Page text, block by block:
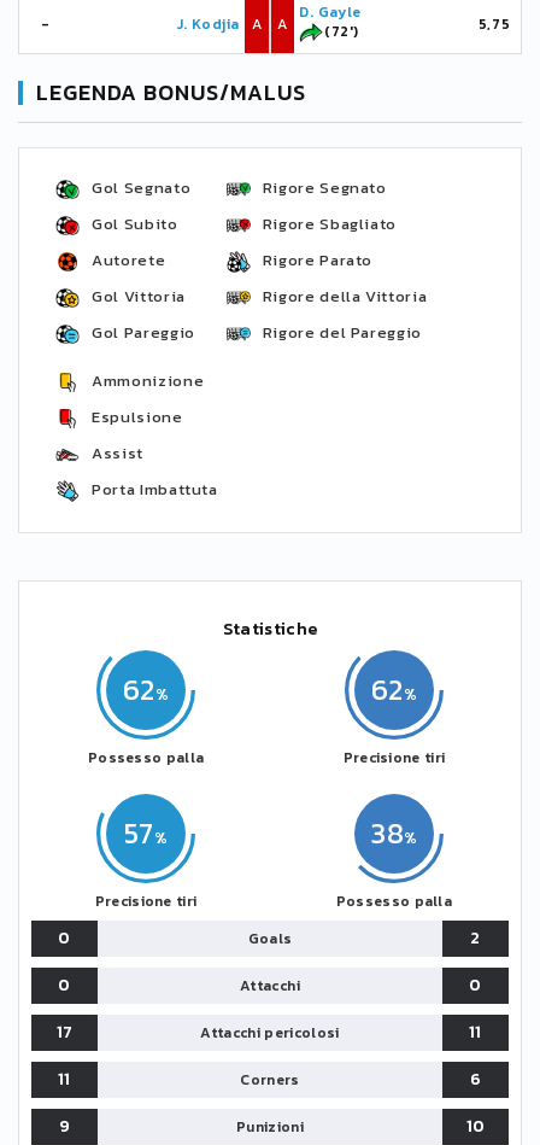
- J. Kodjia A A
D. Gayle
(72')
5,75
LEGENDA BONUS/MALUS
Gol Segnato
Gol Subito
Autorete
Gol Vittoria
Gol Pareggio
Rigore Segnato
Rigore Sbagliato
Rigore Parato
Rigore della Vittoria
Rigore del Pareggio
Ammonizione
Espulsione
Assist
Porta Imbattuta
Statistiche
62
Possesso palla
57
Precisione tiri
38
Possesso palla
62
Precisione tiri
0 Goals
2
0
Attacchi
0
17
Attacchi pericolosi
11
11
Corners
6
9
Punizioni
10